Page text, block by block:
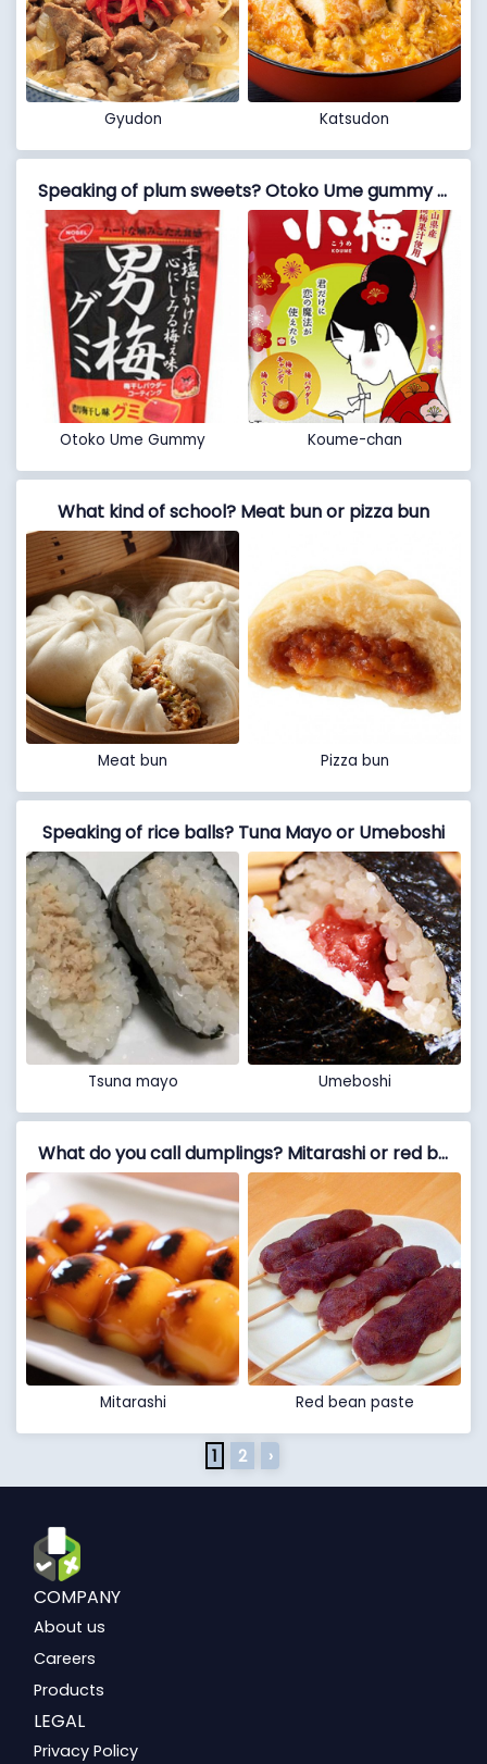
Gyudon Katsudon
Speaking of plum sweets? Otoko Ume gummy or Koume-chan
Otoko Ume Gummy Koume-chan
What kind of school? Meat bun or pizza bun
Meat bun Pizza bun
Speaking of rice balls? Tuna Mayo or Umeboshi
Tsuna mayo Umeboshi
What do you call dumplings? Mitarashi or red bean paste
Mitarashi Red bean paste
1 2 ›
COMPANY
About us
Careers
Products
LEGAL
Privacy Policy